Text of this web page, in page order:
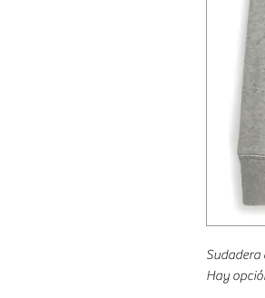
Sudadera
Hay